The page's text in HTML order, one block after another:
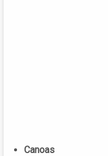
Canoas